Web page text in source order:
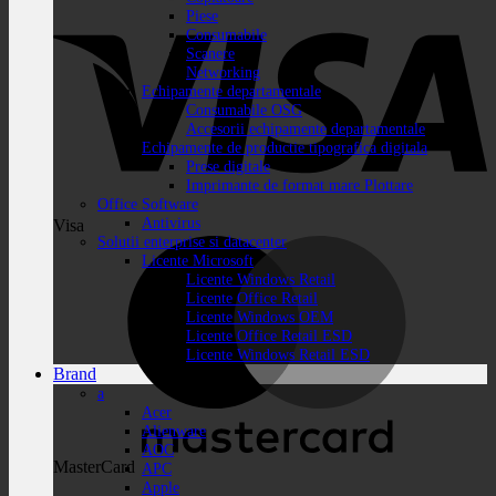
Visa
MasterCard
Piese
Consumabile
Scanere
Networking
Echipamente departamentale
Consumabile OSG
Accesorii echipamente departamentale
Echipamente de productie tipografica digitala
Prese digitale
Imprimante de format mare Plottare
Office Software
Antivirus
Solutii enterprise si datacenter
Licente Microsoft
Licente Windows Retail
Licente Office Retail
Licente Windows OEM
Licente Office Retail ESD
Licente Windows Retail ESD
Brand
a
Acer
Alienware
AOC
APC
Apple